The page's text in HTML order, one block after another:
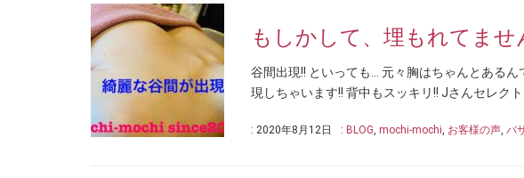
もしかして、埋もれてませ
谷間出現!! といっても… 元々胸はちゃんとある
現しちゃいます!! 背中もスッキリ!! Jさんセレ
: 2020年8月12日 : BLOG mochi-mochi お客様の声 バ